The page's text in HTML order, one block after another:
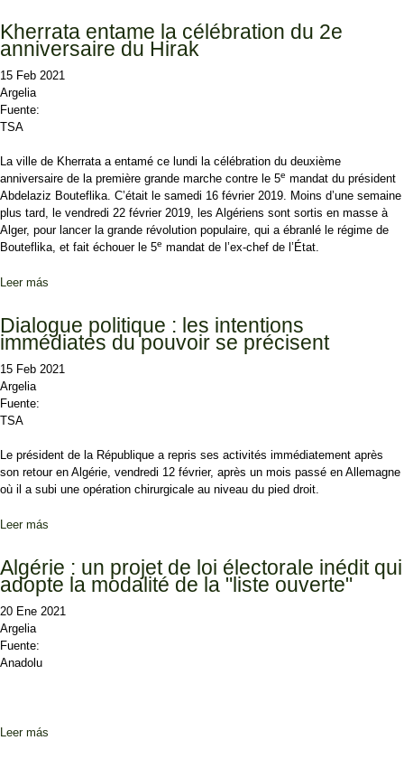
Kherrata entame la célébration du 2e
anniversaire du Hirak
15 Feb 2021
Argelia
Fuente:
TSA
La ville de Kherrata a entamé ce lundi la célébration du deuxième
anniversaire de la première grande marche contre le 5e mandat du président
Abdelaziz Bouteflika. C’était le samedi 16 février 2019. Moins d’une semaine
plus tard, le vendredi 22 février 2019, les Algériens sont sortis en masse à
Alger, pour lancer la grande révolution populaire, qui a ébranlé le régime de
Bouteflika, et fait échouer le 5e mandat de l’ex-chef de l’État.
Leer más
Dialogue politique : les intentions
immédiates du pouvoir se précisent
15 Feb 2021
Argelia
Fuente:
TSA
Le président de la République a repris ses activités immédiatement après
son retour en Algérie, vendredi 12 février, après un mois passé en Allemagne
où il a subi une opération chirurgicale au niveau du pied droit.
Leer más
Algérie : un projet de loi électorale inédit qui
adopte la modalité de la "liste ouverte"
20 Ene 2021
Argelia
Fuente:
Anadolu
Leer más